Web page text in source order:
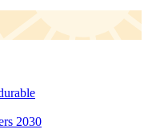
2030